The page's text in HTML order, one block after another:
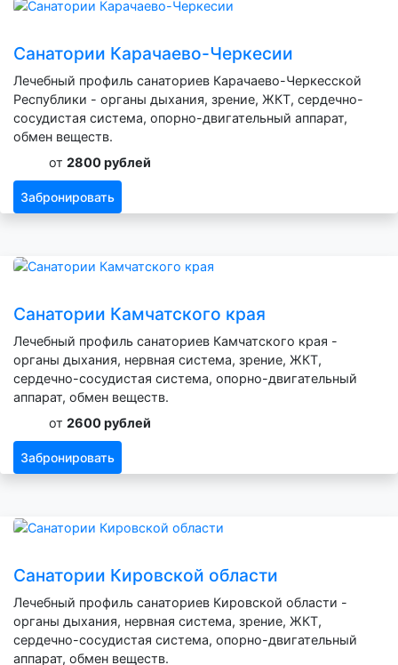
Санатории Карачаево-Черкесии
Лечебный профиль санаториев Карачаево-Черкесской
Республики - органы дыхания, зрение, ЖКТ, сердечно-
сосудистая система, опорно-двигательный аппарат,
обмен веществ.
от 2800 рублей
Забронировать
Санатории Камчатского края
Лечебный профиль санаториев Камчатского края -
органы дыхания, нервная система, зрение, ЖКТ,
сердечно-сосудистая система, опорно-двигательный
аппарат, обмен веществ.
от 2600 рублей
Забронировать
Санатории Кировской области
Лечебный профиль санаториев Кировской области -
органы дыхания, нервная система, зрение, ЖКТ,
сердечно-сосудистая система, опорно-двигательный
аппарат, обмен веществ.